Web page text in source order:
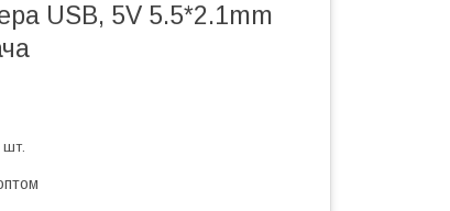
USB, 5V 5.5*2.1mm
шт.